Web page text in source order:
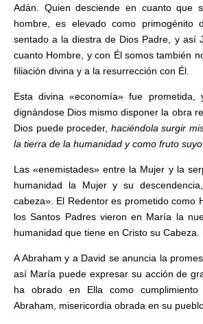
Adán. Quien desciende en cuanto que
hombre, es elevado como primogénito
sentado a la diestra de Dios Padre, y así
cuanto Hombre, y con Él somos también
filiación divina y a la resurrección con Él.
Esta divina «economía» fue prometida,
dignándose Dios mismo disponer la obra
Dios puede proceder, haciéndola surgir
la tierra de la humanidad y como fruto suyo.
Las «enemistades» entre la Mujer y la
humanidad la Mujer y su
cabeza». El Redentor es prometido como
los Santos Padres vieron en María la
humanidad que tiene en Cristo su Cabeza.
A Abraham y a David se anuncia la
así María puede expresar su acción de
ha obrado en Ella como
Abraham, misericordia obrada en su